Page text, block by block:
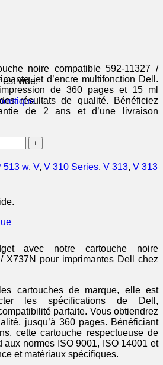
est vide.
noire compatible 592-11327 /
jet d’encre multifonction Dell.
de 360 pages et 15 ml
résultats de qualité. Bénéficiez
de 2 ans et d’une livraison
513 w, V, V 310 Series, V 313, V 313
avec notre cartouche noire
X737N pour imprimantes Dell chez
cartouches de marque, elle est
les spécifications de Dell,
parfaite. Vous obtiendrez
jusqu’à 360 pages. Bénéficiant
cette cartouche respectueuse de
aux normes ISO 9001, ISO 14001 et
et matériaux spécifiques.